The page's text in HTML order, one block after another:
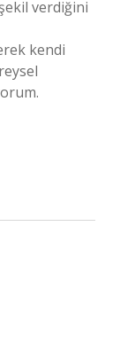
verdiğini
kendi